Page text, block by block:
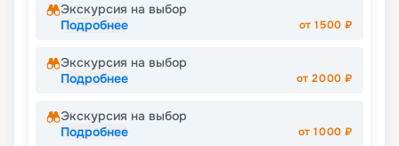
Экскурсия на выбор
Подробнее
от1500 ₽
Экскурсия на выбор
Подробнее
от2000 ₽
Экскурсия на выбор
Подробнее
от1000 ₽